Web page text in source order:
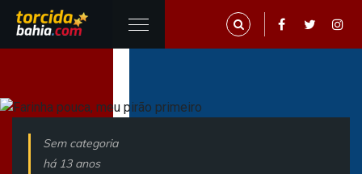
Sem categoria
há 13 anos